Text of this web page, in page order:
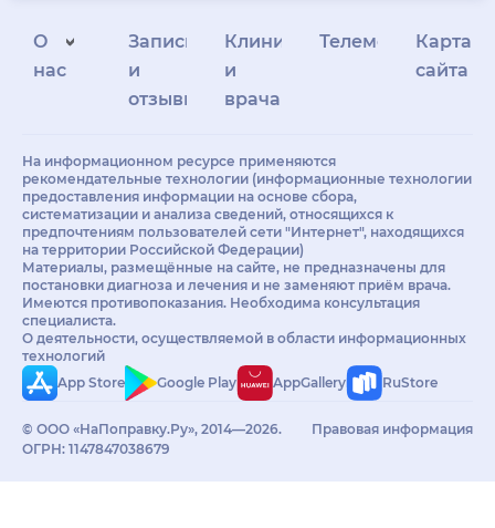
О
нас
Запись
и
отзывы
Клиникам
и
врачам
Телемедицина
Карта
сайта
На информационном ресурсе применяются
рекомендательные технологии (информационные технологии
предоставления информации на основе сбора,
систематизации и анализа сведений, относящихся к
предпочтениям пользователей сети "Интернет", находящихся
на территории Российской Федерации)
Материалы, размещённые на сайте, не предназначены для
постановки диагноза и лечения и не заменяют приём врача.
Имеются противопоказания. Необходима консультация
специалиста.
О деятельности, осуществляемой в области информационных
технологий
App Store
Google Play AppGallery RuStore
© ООО «НаПоправку.Ру», 2014—2026.
ОГРН: 1147847038679
Правовая информация